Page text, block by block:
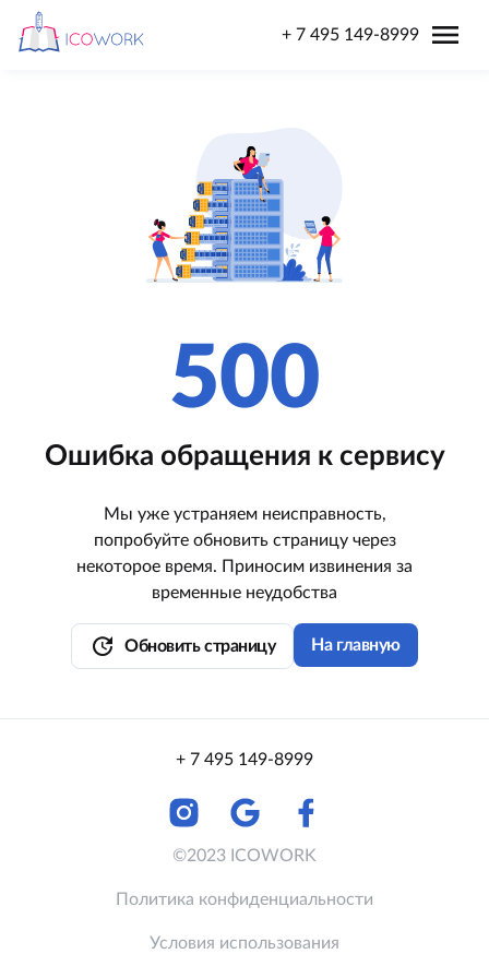
+ 7 495 149-8999 menu
500
Ошибка обращения к сервису
Мы уже устраняем неисправность,
попробуйте обновить страницу через
некоторое время. Приносим извинения за
временные неудобства
update Обновить страницу На главную
+ 7 495 149-8999
©2023 ICOWORK
Политика конфиденциальности
Условия использования